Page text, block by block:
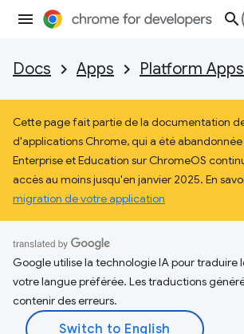
Docs Apps Platform
Cette page fait partie de la documentation
d'applications Chrome, qui a été
Enterprise et Education sur ChromeOS
accès au moins jusqu'en janvier 2025. En
migration de votre application
Google utilise la technologie IA pour traduire
votre langue préférée. Les traductions
contenir des erreurs.